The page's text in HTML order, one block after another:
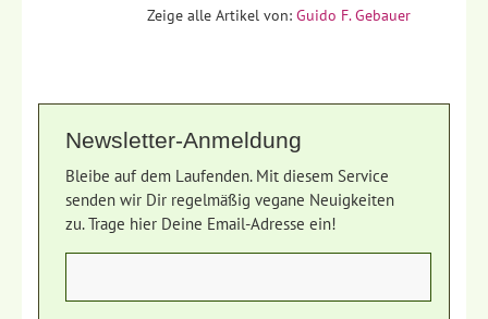
Zeige alle Artikel von: Guido F. Gebauer
Newsletter-Anmeldung
Bleibe auf dem Laufenden. Mit diesem Service
senden wir Dir regelmäßig vegane Neuigkeiten
zu. Trage hier Deine Email-Adresse ein!